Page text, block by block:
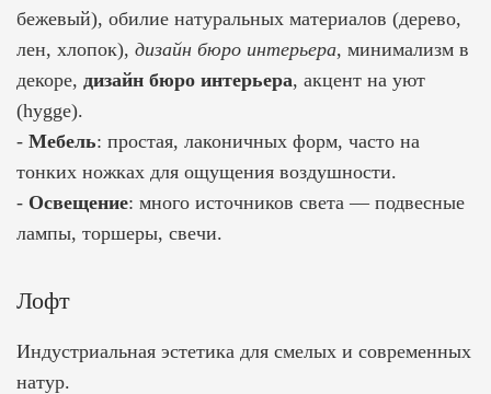
бежевый), обилие натуральных материалов (дерево,
лен, хлопок), дизайн бюро интерьера, минимализм в
декоре, дизайн бюро интерьера, акцент на уют
(hygge).
- Мебель: простая, лаконичных форм, часто на
тонких ножках для ощущения воздушности.
- Освещение: много источников света — подвесные
лампы, торшеры, свечи.
Лофт
Индустриальная эстетика для смелых и современных
натур.